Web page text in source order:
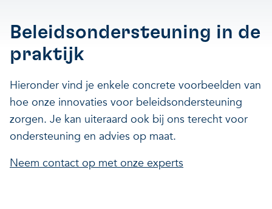
Beleidsondersteuning in de
praktijk
Hieronder vind je enkele concrete voorbeelden van
hoe onze innovaties voor beleidsondersteuning
zorgen. Je kan uiteraard ook bij ons terecht voor
ondersteuning en advies op maat.
Neem contact op met onze experts